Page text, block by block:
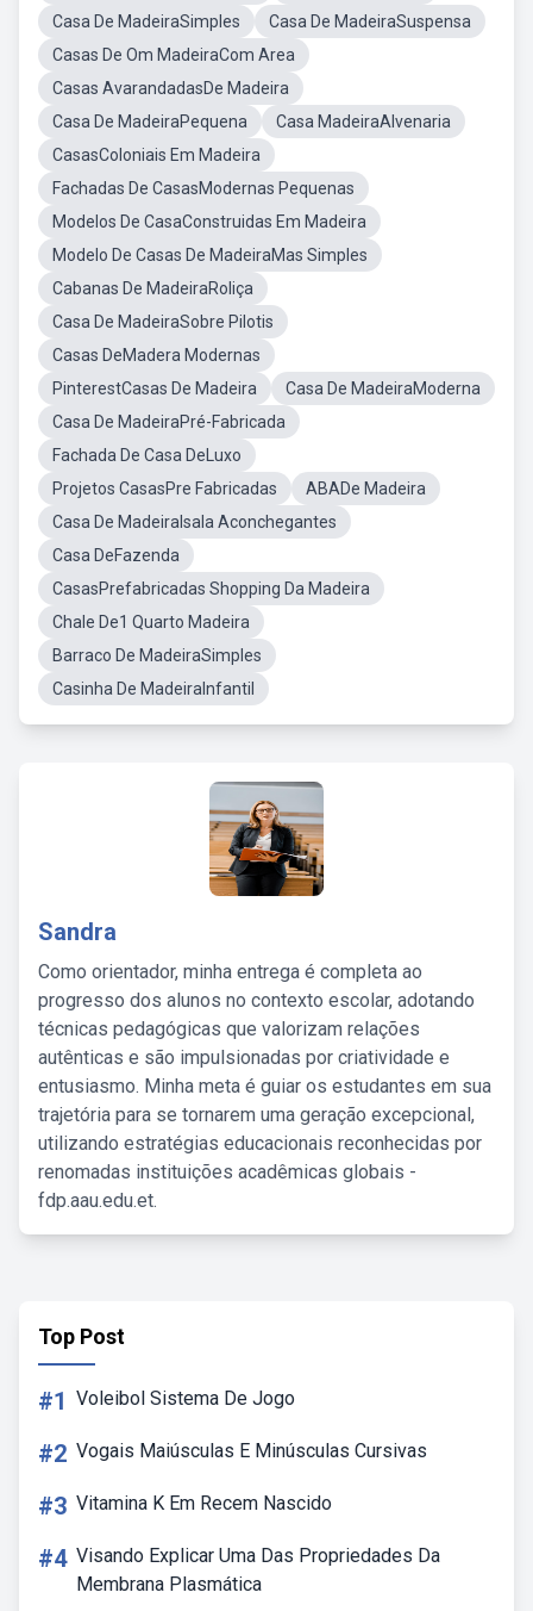
Casa De MadeiraSimples
Casa De MadeiraSuspensa
Casas De Om MadeiraCom Area
Casas AvarandadasDe Madeira
Casa De MadeiraPequena
Casa MadeiraAlvenaria
CasasColoniais Em Madeira
Fachadas De CasasModernas Pequenas
Modelos De CasaConstruidas Em Madeira
Modelo De Casas De MadeiraMas Simples
Cabanas De MadeiraRoliça
Casa De MadeiraSobre Pilotis
Casas DeMadera Modernas
PinterestCasas De Madeira
Casa De MadeiraModerna
Casa De MadeiraPré-Fabricada
Fachada De Casa DeLuxo
Projetos CasasPre Fabricadas
ABADe Madeira
Casa De MadeiraIsala Aconchegantes
Casa DeFazenda
CasasPrefabricadas Shopping Da Madeira
Chale De1 Quarto Madeira
Barraco De MadeiraSimples
Casinha De MadeiraInfantil
Sandra
Como orientador, minha entrega é completa ao
progresso dos alunos no contexto escolar, adotando
técnicas pedagógicas que valorizam relações
autênticas e são impulsionadas por criatividade e
entusiasmo. Minha meta é guiar os estudantes em sua
trajetória para se tornarem uma geração excepcional,
utilizando estratégias educacionais reconhecidas por
renomadas instituições acadêmicas globais -
fdp.aau.edu.et.
Top Post
#1 Voleibol Sistema De Jogo
#2 Vogais Maiúsculas E Minúsculas Cursivas
#3 Vitamina K Em Recem Nascido
#4 Visando Explicar Uma Das Propriedades Da
Membrana Plasmática